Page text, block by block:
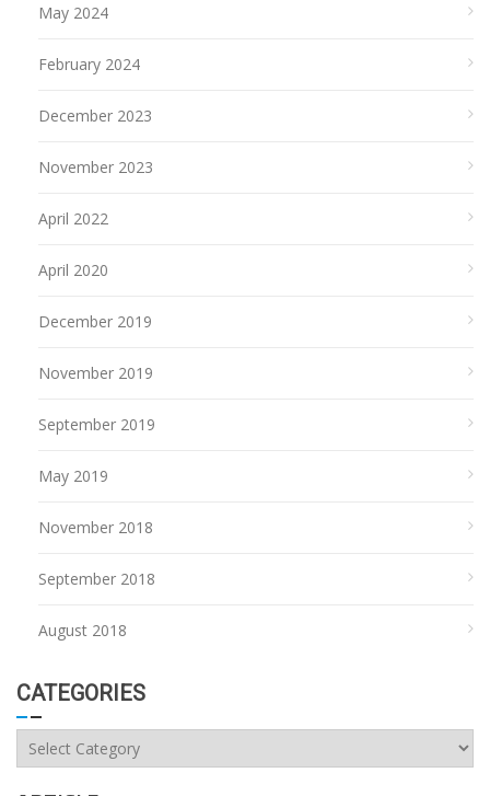
May 2024
February 2024
December 2023
November 2023
April 2022
April 2020
December 2019
November 2019
September 2019
May 2019
November 2018
September 2018
August 2018
CATEGORIES
Categories